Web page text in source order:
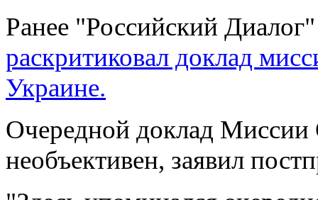
связь с МКС
налаженную через
​К концу 2015 года
испытание
новейшей версии
Шойгу: учения
"Восток-2014"
показали наши
слабые и сильные
стороны
Подробности
Ранее "Российский
раскритиковал доклад
Украине.
Очередной доклад
необъективен, заявил